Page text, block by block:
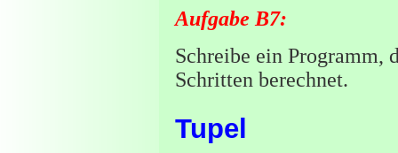
Aufgabe B7:
Schreibe ein Programm,
Schritten berechnet.
Tupel